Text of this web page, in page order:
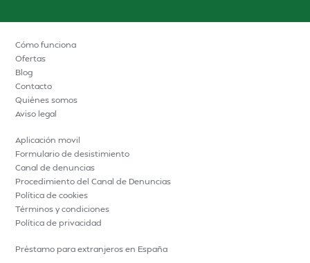
Cómo funciona
Ofertas
Blog
Contacto
Quiénes somos
Aviso legal
Aplicación movil
Formulario de desistimiento
Canal de denuncias
Procedimiento del Canal de Denuncias
Política de cookies
Términos y condiciones
Política de privacidad
Préstamo para extranjeros en España